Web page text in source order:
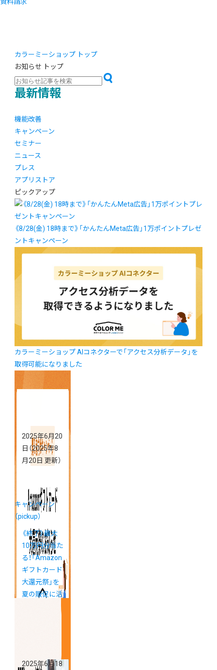
カラーミーショップ トップ
お知らせ トップ
最新情報
機能改善
キャンペーン
セミナー
ニュース
プレス
アプリストア
ピックアップ
《8/28(金) 18時まで》「かんたんMeta広告」1万ポイントプレゼ
ントキャンペーン
カラーミーショップ AIコネクターで「アクセス分析データ」を
取得可能になりました
2025年6月20
日 （2025年8
月20日 更新）
キャンペーン
（pickup）
《終了》最大
10万円分当た
る！「Amazon
ギフトカード
大還元祭」を
夏の販促に活
用しましょう
2025年6月18